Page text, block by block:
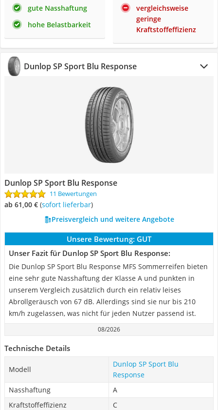
gute Nasshaftung
hohe Belastbarkeit
vergleichsweise
geringe
Kraftstoffeffizienz
Dunlop SP Sport Blu Response
Dunlop SP Sport Blu Response
11 Bewertungen
ab 61,00 € ( Sofort lieferbar)
Preisvergleich und weitere Angebote
Unsere Bewertung: GUT
Unser Fazit für Dunlop SP Sport Blu Response:
Die Dunlop SP Sport Blu Response MFS Sommerreifen bieten
eine sehr gute Nasshaftung der Klasse A und punkten in
unserem Vergleich zusätzlich durch ein relativ leises
Abrollgeräusch von 67 dB. Allerdings sind sie nur bis 210
km/h zugelassen, was nicht für jeden Nutzer passend ist.
08/2026
Technische Details
Modell
Dunlop SP Sport Blu
Response
Nasshaftung
A
Kraftstoffeffizienz
C